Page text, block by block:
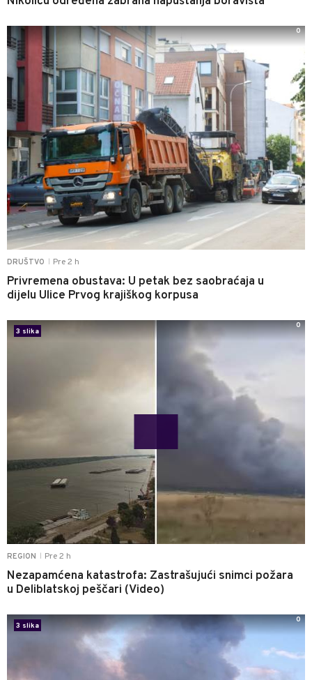
DRUŠTVO Pre 2 h
Privremena obustava: U petak bez saobraćaja u
dijelu Ulice Prvog krajiškog korpusa
0
REGION Pre 2 h
Nezapamćena katastrofa: Zastrašujući snimci požara
u Deliblatskoj peščari (Video)
3 slika
0
3 slika
0